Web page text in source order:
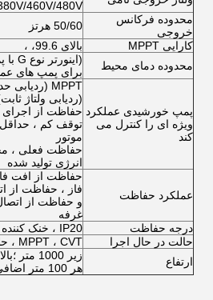
460V/480V
محدوده فرکانس
خروجی
50/60 هرتز
کارایی MPPT
بالای 99.6، ،
محدوده دمای محیط
برای پمپ های
پمپ خورشیدی عملکرد
ویژه ای را کنترل می
کند
(ردیابی ولتاژ
حفاظت از
توقف کم ، حداقل
موتور
حفاظت فعلی ،
انرژی تولید شده
عملکرد حفاظت
حفاظت از افت
فاز ، حفاظت از
و حفاظت از
غرفه
درجه حفاظت
IP20 ، خنک کننده نیروی هوایی
حالت در حال اجرا
MPPT ، CVT ، حالت فرکانس متغیر
ارتفاع
هر 100 متر اضافی 1٪ تخمین زده می شود.